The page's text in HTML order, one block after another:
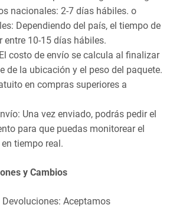
nacionales: 2-7 días hábiles. o
Dependiendo del país, el tiempo de
entre 10-15 días hábiles.
costo de envío se calcula al finalizar
de la ubicación y el peso del paquete.
en compras superiores a
Una vez enviado, podrás pedir el
para que puedas monitorear el
tiempo real.
y Cambios
Aceptamos